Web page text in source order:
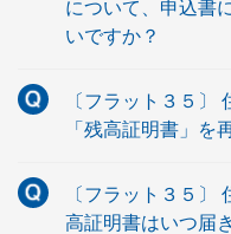
について、申込書
いですか？
〔フラット３５〕
「残高証明書」を
〔フラット３５〕
高証明書はいつ届